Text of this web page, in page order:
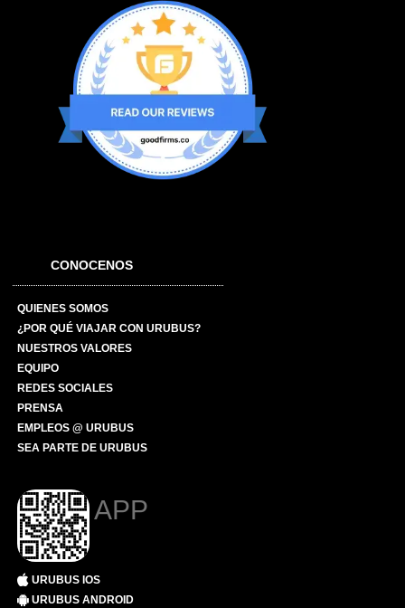
CONOCENOS
QUIENES SOMOS
¿POR QUÉ VIAJAR CON URUBUS?
NUESTROS VALORES
EQUIPO
REDES SOCIALES
PRENSA
EMPLEOS @ URUBUS
SEA PARTE DE URUBUS
APP
URUBUS IOS
URUBUS ANDROID